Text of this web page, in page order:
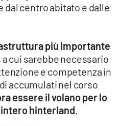
dal centro abitato e dalle
più importante
, a cui sarebbe necessario
e competenza in
accumulati nel corso
essere il volano per lo
hinterland.